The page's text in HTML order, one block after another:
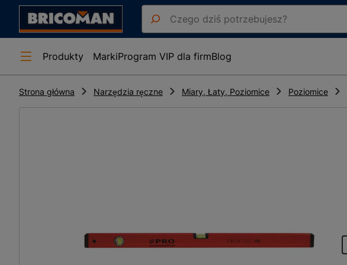
Produkty MarkiProgram VIP dla firmBlog
Strona główna Narzędzia ręczne Miary, Łaty, Poziomice Poziomice